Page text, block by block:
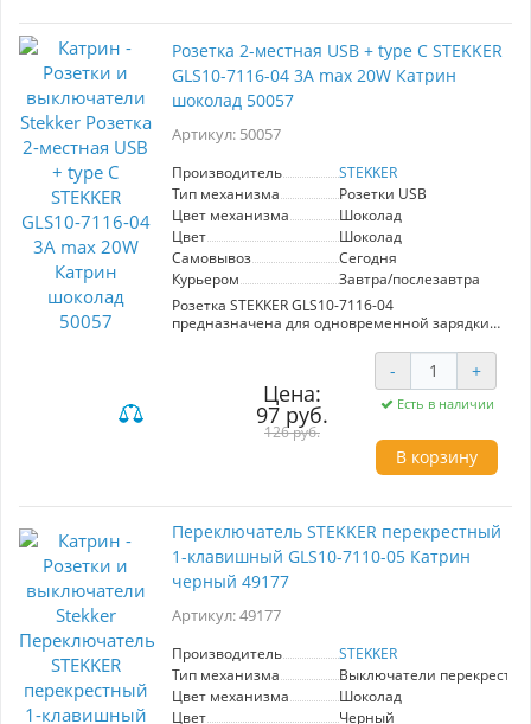
управление яркостью освещения до 500 Вт.
Защита IP20 делает его подходящим для
установки в помещениях с нормальными
условиями. Диммер от STEKKER — идеальный
выбор для тех, кто ценит комфорт и стиль в
своем доме.
Розетка 2-местная USB + type C STEKKER
GLS10-7116-04 3А max 20W Катрин
шоколад 50057
Артикул: 50057
Производитель
STEKKER
Тип механизма
Розетки USB
Цвет механизма
Шоколад
Цвет
Шоколад
Самовывоз
Сегодня
Курьером
Завтра/послезавтра
Розетка STEKKER GLS10-7116-04
предназначена для одновременной зарядки
Номинальный ток 3A и мощность до 20W
обеспечивают быструю зарядку. Изготовлена
из прочного поликарбоната и латуни, цвет
шоколад гармонично вписывается в интерьер.
Компактные размеры 72x72x40 мм и степень
защиты IP20 делают её идеальным решением
для использования в помещениях с
Цена:
97 руб.
126 руб.
- +
Есть в наличии
В корзину
Переключатель STEKKER перекрестный
1-клавишный GLS10-7110-05 Катрин
черный 49177
Артикул: 49177
Производитель
STEKKER
Тип механизма
Выключатели
Цвет механизма
Шоколад
Цвет
Черный